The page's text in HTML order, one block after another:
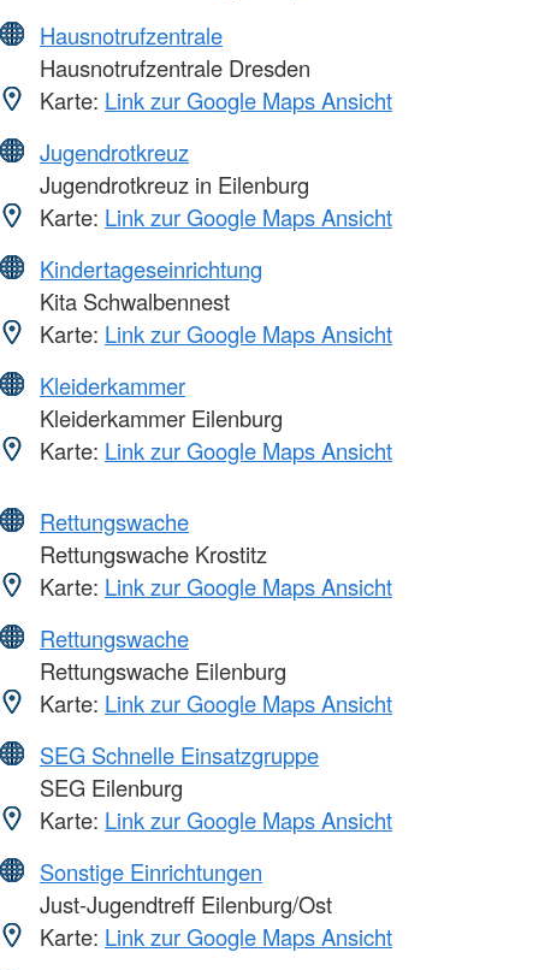
Hausnotrufzentrale
Hausnotrufzentrale Dresden
Karte: Link zur Google Maps Ansicht
Jugendrotkreuz
Jugendrotkreuz in Eilenburg
Karte: Link zur Google Maps Ansicht
Kindertageseinrichtung
Kita Schwalbennest
Karte: Link zur Google Maps Ansicht
Kleiderkammer
Kleiderkammer Eilenburg
Karte: Link zur Google Maps Ansicht
Rettungswache
Rettungswache Krostitz
Karte: Link zur Google Maps Ansicht
Rettungswache
Rettungswache Eilenburg
Karte: Link zur Google Maps Ansicht
SEG Schnelle Einsatzgruppe
SEG Eilenburg
Karte: Link zur Google Maps Ansicht
Sonstige Einrichtungen
Just-Jugendtreff Eilenburg/Ost
Karte: Link zur Google Maps Ansicht